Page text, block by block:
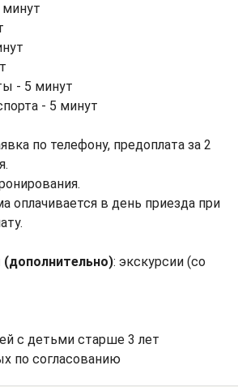
минут
- 5 минут
- 5 минут
по телефону, предоплата за 2
оплачивается в день приезда при
: экскурсии (со
с детьми старше 3 лет
по согласованию